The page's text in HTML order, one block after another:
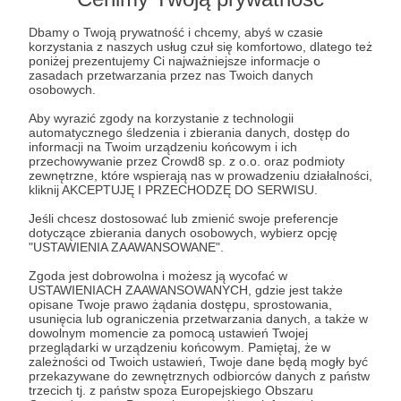
Dbamy o Twoją prywatność i chcemy, abyś w czasie
korzystania z naszych usług czuł się komfortowo, dlatego też
poniżej prezentujemy Ci najważniejsze informacje o
zasadach przetwarzania przez nas Twoich danych
osobowych.
Aby wyrazić zgody na korzystanie z technologii
automatycznego śledzenia i zbierania danych, dostęp do
informacji na Twoim urządzeniu końcowym i ich
przechowywanie przez Crowd8 sp. z o.o. oraz podmioty
zewnętrzne, które wspierają nas w prowadzeniu działalności,
kliknij AKCEPTUJĘ I PRZECHODZĘ DO SERWISU.
Jeśli chcesz dostosować lub zmienić swoje preferencje
dotyczące zbierania danych osobowych, wybierz opcję
"USTAWIENIA ZAAWANSOWANE".
Zgoda jest dobrowolna i możesz ją wycofać w
USTAWIENIACH ZAAWANSOWANYCH, gdzie jest także
opisane Twoje prawo żądania dostępu, sprostowania,
usunięcia lub ograniczenia przetwarzania danych, a także w
dowolnym momencie za pomocą ustawień Twojej
przeglądarki w urządzeniu końcowym. Pamiętaj, że w
zależności od Twoich ustawień, Twoje dane będą mogły być
przekazywane do zewnętrznych odbiorców danych z państw
trzecich tj. z państw spoza Europejskiego Obszaru
W tym niezwykłym miejscu spotykamy się w
grupie znajomych, aby podyskutować o naszej
wspólnej pasji, jaką są gry wideo. Spora część z
nas pracuje przy ich tworzeniu, co pozwala nam
spojrzeć na omawiane tytuły z nieco innej
perspektywy. Rozmawiamy o grach starych i
nowych, tych lżejszych i frustrująco trudnych.
Dzielimy się wrażeniami w ramach recenzji, ale też
analizując fabuły i co ciekawsze pomysły w
naszych spoilercastach. Lubimy relacjonować
wydarzenia branżowe z kraju i zagranicy, w tym
studiu innych pasjonatów z ciekawymi historiami
do opowiedzenia.
Poważnie podchodzimy do kwestii spoilerów.
Jeżeli dany odcinek jest poświęcony fabule i
zdradzamy jej szczegóły, jest to wyraźnie
powiedziane na początku. Staramy się również nie
Rozwiń opis
Słuchaj w Patronite Audio!
SłuchajPodcast 2pady.plw aplikacji Patronite
Audio.
Pobierz aplikację na swój telefon lub słuchaj w
przeglądarce.
Słuchaj